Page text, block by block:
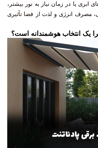
یک انتخاب هوشمندانه است؟